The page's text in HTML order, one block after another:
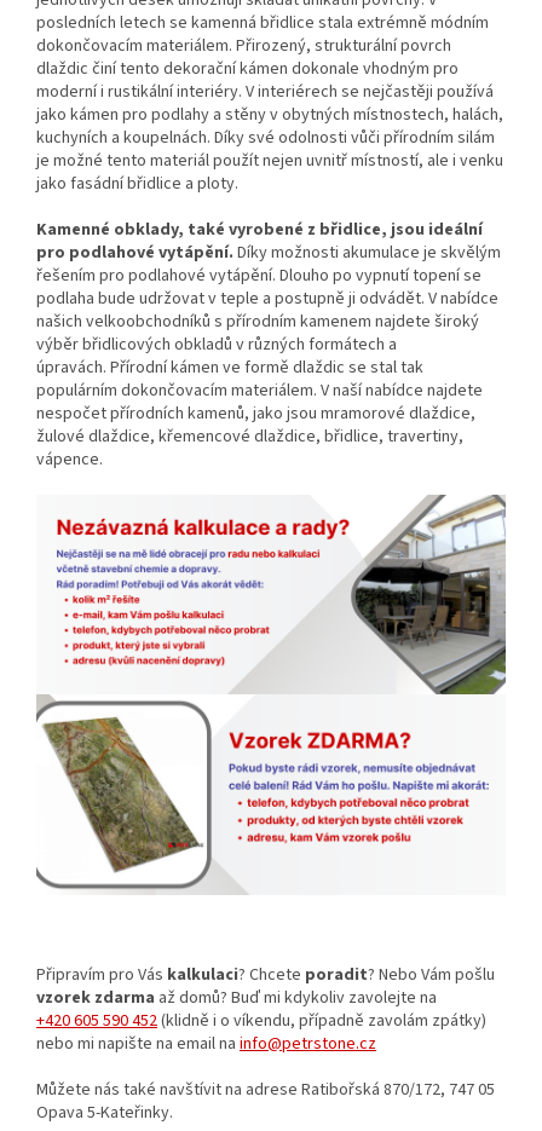
posledních letech se kamenná břidlice stala extrémně módním
dokončovacím materiálem. Přirozený, strukturální povrch
dlaždic činí tento dekorační kámen dokonale vhodným pro
moderní i rustikální interiéry. V interiérech se nejčastěji používá
jako kámen pro podlahy a stěny v obytných místnostech, halách,
kuchyních a koupelnách. Díky své odolnosti vůči přírodním silám
je možné tento materiál použít nejen uvnitř místností, ale i venku
jako fasádní břidlice a ploty.
Kamenné obklady, také vyrobené z břidlice, jsou ideální
pro podlahové vytápění. Díky možnosti akumulace je skvělým
řešením pro podlahové vytápění. Dlouho po vypnutí topení se
podlaha bude udržovat v teple a postupně ji odvádět. V nabídce
našich velkoobchodníků s přírodním kamenem najdete široký
výběr břidlicových obkladů v různých formátech a
úpravách. Přírodní kámen ve formě dlaždic se stal tak
populárním dokončovacím materiálem. V naší nabídce najdete
nespočet přírodních kamenů, jako jsou mramorové dlaždice,
žulové dlaždice, křemencové dlaždice, břidlice, travertiny,
vápence.
Připravím pro Vás kalkulaci? Chcete poradit? Nebo Vám pošlu
vzorek zdarma až domů? Buď mi kdykoliv zavolejte na
+420 605 590 452(klidně i o víkendu, případně zavolám zpátky)
nebo mi napište na email na info@petrstone.cz
Můžete nás také navštívit na adrese Ratibořská 870/172, 747 05
Opava 5-Kateřinky.